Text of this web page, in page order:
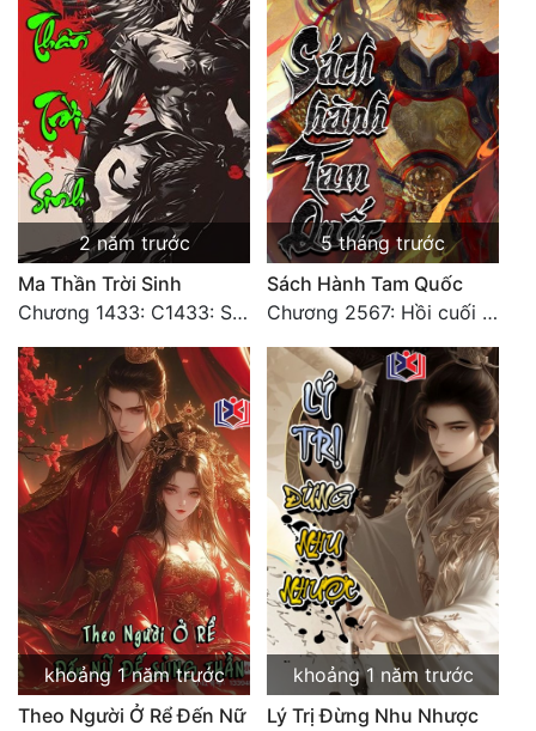
Cơ Trí
Sát Phạt Quyết Đoán
Vô Sỉ
Điềm Đạm
2 năm trước
Ma Thần Trời Sinh
Chương 1433: C1433: Sắc phong đại kết cục3
5 tháng trước
Sách Hành Tam Quốc
Chương 2567: Hồi cuối [HẾT]
khoảng 1 năm trước
Theo Người Ở Rể Đến Nữ
khoảng 1 năm trước
Lý Trị Đừng Nhu Nhược